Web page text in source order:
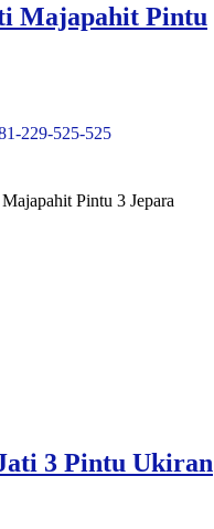
Majapahit Pintu
229-525-525
Pintu 3 Jepara
3 Pintu Ukiran